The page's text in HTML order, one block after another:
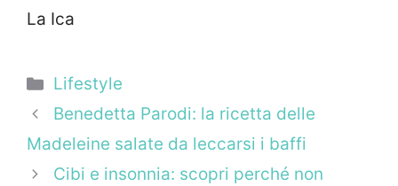
La Ica
Categorie
Lifestyle
Benedetta Parodi: la ricetta delle
Madeleine salate da leccarsi i baffi
Cibi e insonnia: scopri perché non